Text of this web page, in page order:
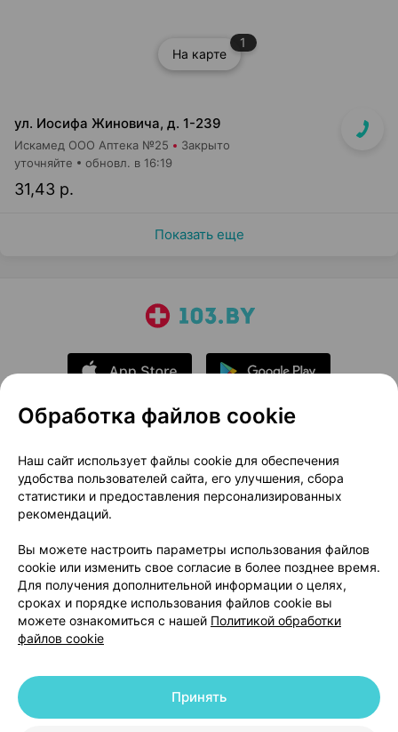
На карте
1
ул. Иосифа Жиновича, д. 1-239
Искамед ООО Аптека №25 Закрыто
31,43 р.
уточняйте обновл. в 16:19
Показать еще
О проекте
Новости проекта
Размещение рекламы
Медицинский маркетинг
Публичный договор
Доставка
Способы оплаты
Вакансии
Партнеры
Написать руководителю 103.by
Написать в поддержку
Персональные настройки Cookie
© 2026 ООО «Артокс Лаб», УНП 191700409 | 220012, Республика Беларусь,
Обработка файлов cookie
Наш сайт использует файлы cookie для обеспечения
удобства пользователей сайта, его улучшения, сбора
статистики и предоставления персонализированных
рекомендаций.
Вы можете настроить параметры использования файлов
cookie или изменить свое согласие в более позднее время.
Для получения дополнительной информации о целях,
сроках и порядке использования файлов cookie вы
можете ознакомиться с нашей Политикой обработки
файлов cookie
Принять